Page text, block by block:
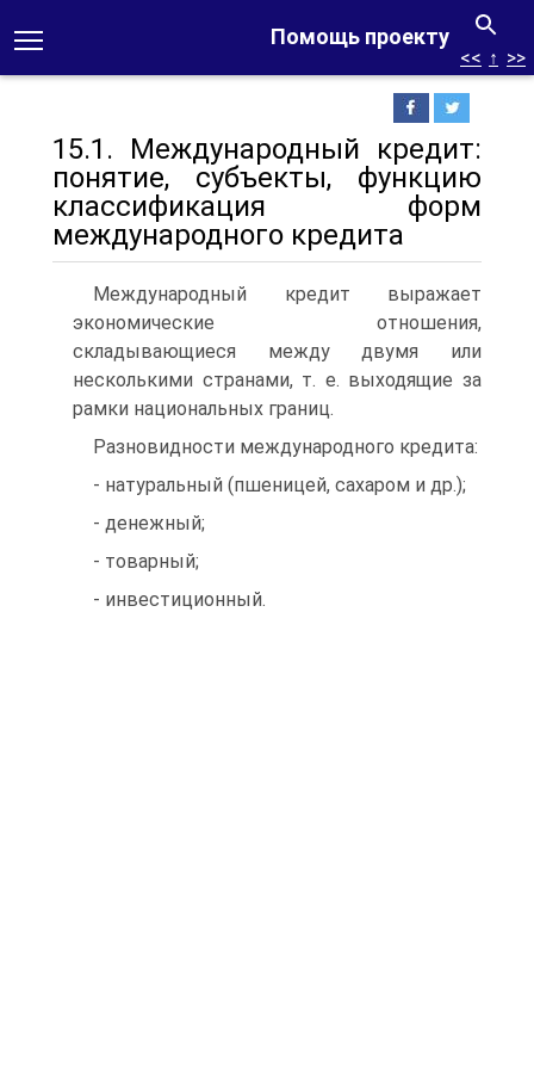
Помощь проекту
<< ↑ >>
15.1. Международный кредит:
понятие, субъекты, функцию
классификация форм
международного кредита
Международный кредит выражает
экономические отношения,
складывающиеся между двумя или
несколькими странами, т. е. выходящие за
рамки национальных границ.
Разновидности международного кредита:
- натуральный (пшеницей, сахаром и др.);
- денежный;
- товарный;
- инвестиционный.